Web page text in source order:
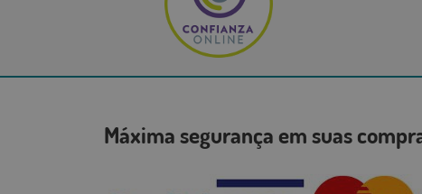
Máxima segurança em suas